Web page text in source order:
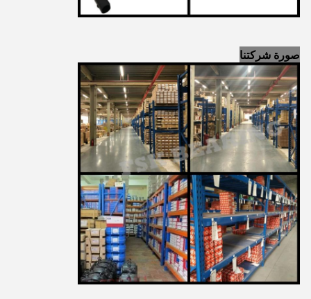
صورة شركتنا